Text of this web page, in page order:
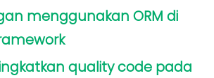
menggunakan ORM di
quality code pada